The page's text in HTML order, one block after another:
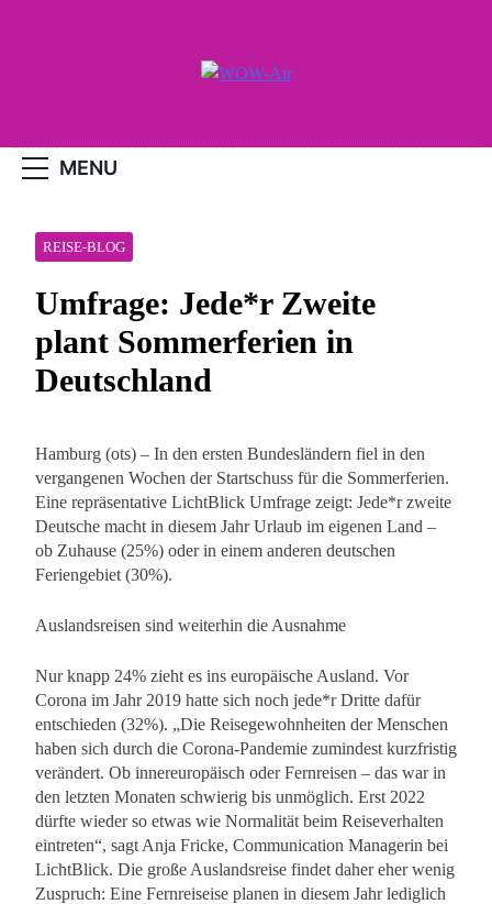
MENU
REISE-BLOG
Umfrage: Jede*r Zweite
plant Sommerferien in
Deutschland
Hamburg (ots) – In den ersten Bundesländern fiel in den
vergangenen Wochen der Startschuss für die Sommerferien.
Eine repräsentative LichtBlick Umfrage zeigt: Jede*r zweite
Deutsche macht in diesem Jahr Urlaub im eigenen Land –
ob Zuhause (25%) oder in einem anderen deutschen
Feriengebiet (30%).
Auslandsreisen sind weiterhin die Ausnahme
Nur knapp 24% zieht es ins europäische Ausland. Vor
Corona im Jahr 2019 hatte sich noch jede*r Dritte dafür
entschieden (32%). „Die Reisegewohnheiten der Menschen
haben sich durch die Corona-Pandemie zumindest kurzfristig
verändert. Ob innereuropäisch oder Fernreisen – das war in
den letzten Monaten schwierig bis unmöglich. Erst 2022
dürfte wieder so etwas wie Normalität beim Reiseverhalten
eintreten“, sagt Anja Fricke, Communication Managerin bei
LichtBlick. Die große Auslandsreise findet daher eher wenig
Zuspruch: Eine Fernreiseise planen in diesem Jahr lediglich